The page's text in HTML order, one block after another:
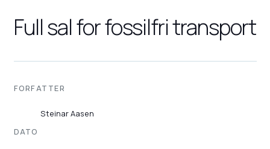
Full sal for fossilfri transport
FORFATTER
Steinar Aasen
DATO